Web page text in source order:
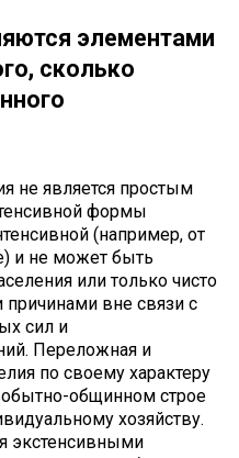
элементами
сколько
не является простым
формы
(например, от
и не может быть
или только чисто
вне связи с
сил и
Переложная и
по своему характеру
общинном строе
хозяйству.
экстенсивными